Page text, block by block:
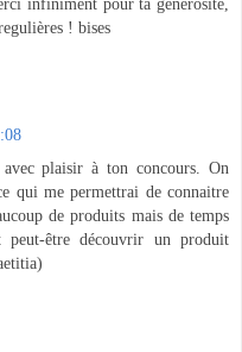
! bises
plaisir à ton concours. On
qui me permettrai de connaitre
de produits mais de temps
être découvrir un produit